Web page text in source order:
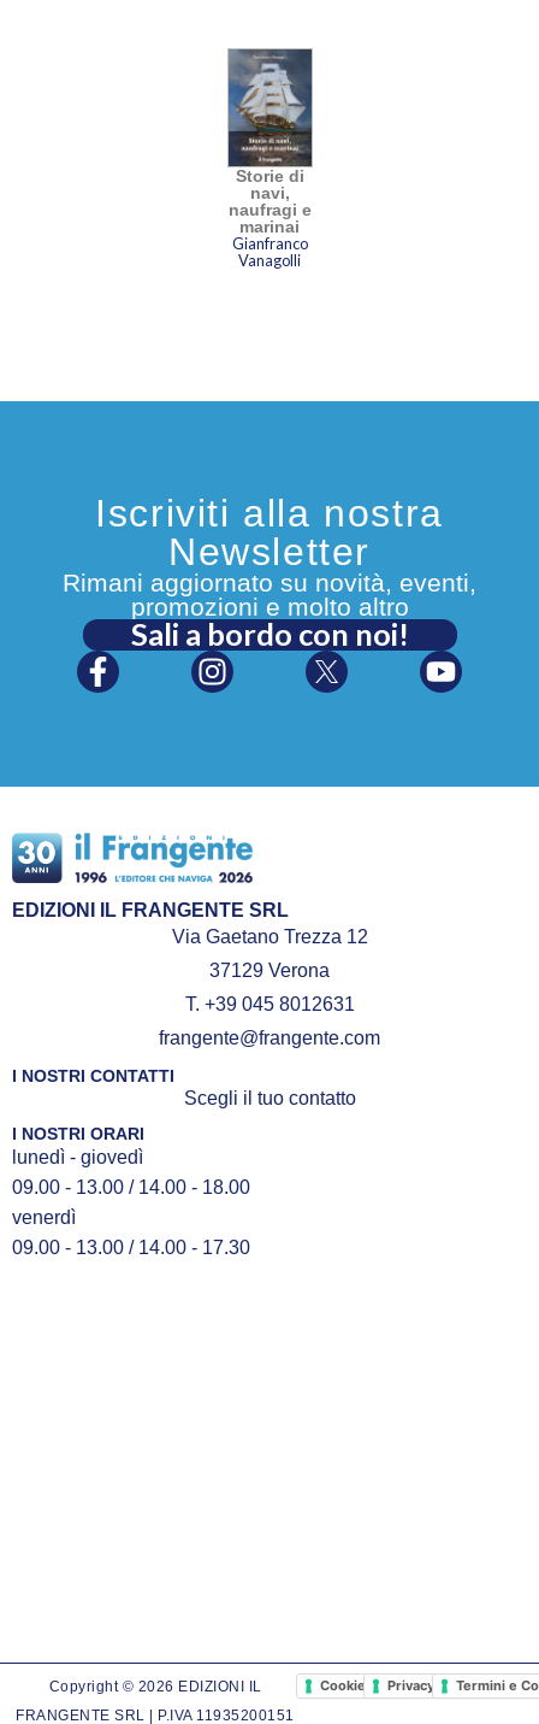
Storie di
navi,
naufragi e
marinai
Gianfranco
Vanagolli
Iscriviti alla nostra
Newsletter
Rimani aggiornato su novità, eventi,
promozioni e molto altro
Sali a bordo con noi!
EDIZIONI IL FRANGENTE SRL
Via Gaetano Trezza 12
37129 Verona
T. +39 045 8012631
frangente@frangente.com
I NOSTRI CONTATTI
Scegli il tuo contatto
I NOSTRI ORARI
lunedì - giovedì
09.00 - 13.00 / 14.00 - 18.00
venerdì
09.00 - 13.00 / 14.00 - 17.30
Copyright © 2026 EDIZIONI IL
FRANGENTE SRL | P.IVA 11935200151
Cookie PolicyPrivacy PolicyTermini e